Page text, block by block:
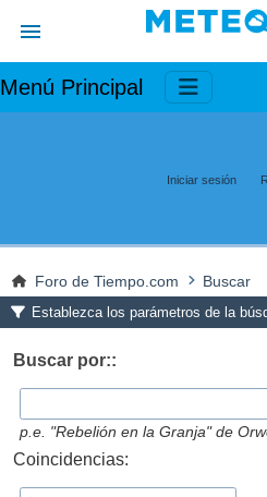
Menú Principal
Iniciar sesión
Foro de Tiempo.com Buscar
Establezca los parámetros de la
Buscar por::
p.e. "Rebelión en la Granja" de
Coincidencias: